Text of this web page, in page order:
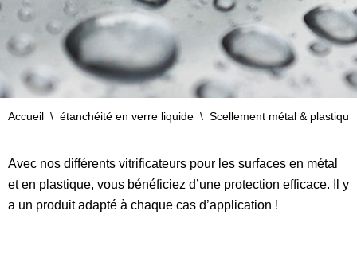
Accueil \ étanchéité en verre liquide \ Scellement métal & plastique
Avec nos différents vitrificateurs pour les surfaces en métal
et en plastique, vous bénéficiez d’une protection efficace. Il y
a un produit adapté à chaque cas d’application !